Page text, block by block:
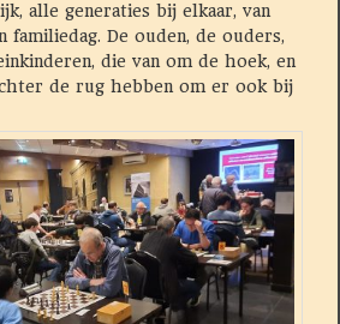
alle generaties bij elkaar, van
familiedag. De ouden, de ouders,
die van om de hoek, en
de rug hebben om er ook bij